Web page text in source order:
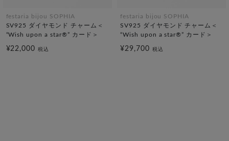
festaria bijou SOPHIA
SV925 ダイヤモンド チャーム＜
“Wish upon a star®” カード＞
¥22,000税込
festaria bijou SOPHIA
SV925 ダイヤモンド チャーム＜
“Wish upon a star®” カード＞
¥29,700 税込